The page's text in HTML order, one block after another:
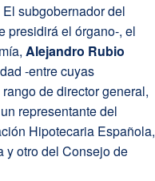
subgobernador del
presidirá el órgano-, el
Alejandro Rubio
-entre cuyas
de director general,
representante del
Hipotecaria Española,
y otro del Consejo de